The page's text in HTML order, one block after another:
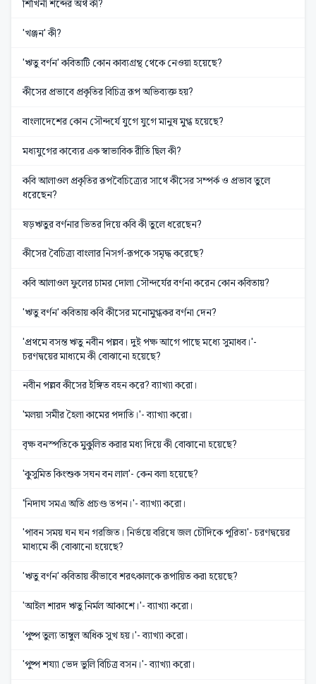
শিখিনী শব্দের অর্থ কী?
'খঞ্জন' কী?
'ঋতু বর্ণন' কবিতাটি কোন কাব্যগ্রন্থ থেকে নেওয়া হয়েছে?
কীসের প্রভাবে প্রকৃতির বিচিত্র রূপ অভিব্যক্ত হয়?
বাংলাদেশের কোন সৌন্দর্যে যুগে যুগে মানুষ মুগ্ধ হয়েছে?
মধ্যযুগের কাব্যের এক স্বাভাবিক রীতি ছিল কী?
কবি আলাওল প্রকৃতির রূপবৈচিত্র্যের সাথে কীসের সম্পর্ক ও প্রভাব তুলে
ধরেছেন?
ষড়ঋতুর বর্ণনার ভিতর দিয়ে কবি কী তুলে ধরেছেন?
কীসের বৈচিত্র্য বাংলার নিসর্গ-রূপকে সমৃদ্ধ করেছে?
কবি আলাওল ফুলের চামর দোলা সৌন্দর্যের বর্ণনা করেন কোন কবিতায়?
'ঋতু বর্ণন' কবিতায় কবি কীসের মনোমুগ্ধকর বর্ণনা দেন?
'প্রথমে বসন্ত ঋতু নবীন পল্লব। দুই পক্ষ আগে পাছে মধ্যে সুমাধব।'-
চরণদ্বয়ের মাধ্যমে কী বোঝানো হয়েছে?
নবীন পল্লব কীসের ইঙ্গিত বহন করে? ব্যাখ্যা করো।
'মলয়া সমীর হৈলা কামের পদাতি।'- ব্যাখ্যা করো।
বৃক্ষ বনস্পতিকে মুকুলিত করার মধ্য দিয়ে কী বোঝানো হয়েছে?
'কুসুমিত কিংশুক সঘন বন লাল'- কেন বলা হয়েছে?
'নিদাঘ সমএ অতি প্রচণ্ড তপন।'- ব্যাখ্যা করো।
'পাবন সময় ঘন ঘন গরজিত। নির্ভয়ে বরিষে জল চৌদিকে পূরিতা'- চরণদ্বয়ের
মাধ্যমে কী বোঝানো হয়েছে?
'ঋতু বর্ণন' কবিতায় কীভাবে শরৎকালকে রূপায়িত করা হয়েছে?
'আইল শারদ ঋতু নির্মল আকাশে।'- ব্যাখ্যা করো।
'পুষ্প তুল্য তাম্বুল অধিক সুখ হয়।'- ব্যাখ্যা করো।
'পুষ্প শয্যা ভেদ ভুলি বিচিত্র বসন।'- ব্যাখ্যা করো।